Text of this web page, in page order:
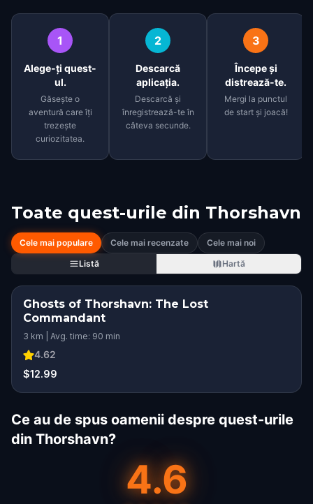
1
Alege-ți quest-
ul.
Găsește o
aventură care îți
trezește
curiozitatea.
2
Descarcă
aplicația.
Descarcă și
înregistrează-te în
câteva secunde.
3
Începe și
distrează-te.
Mergi la punctul
de start și joacă!
Toate quest-urile din Thorshavn
Cele mai populare Cele mai recenzate
Cele mai noi
Listă
Hartă
Ghosts of Thorshavn: The Lost
Commandant
3 km | Avg. time: 90 min
4.62
$12.99
Ce au de spus oamenii despre quest-urile
din Thorshavn?
4.6